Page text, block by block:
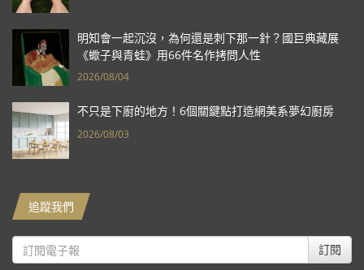
明知會一起沉沒，為何還是刺下那一針？國巨典藏展
《蠍子與青蛙》用66件名作拷問人性
2026/08/04
不只是下廚的地方！6個關鍵點打造網美系夢幻廚房
2026/08/03
追蹤我們
訂閱